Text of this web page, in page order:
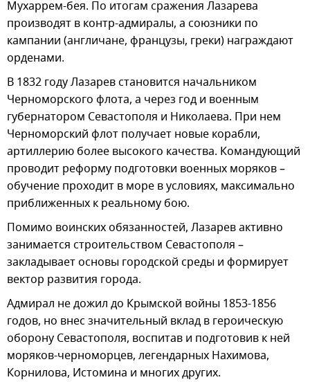
Мухаррем-бея. По итогам сражения Лазарева
производят в контр-адмиралы, а союзники по
кампании (англичане, французы, греки) награждают
орденами.
В 1832 году Лазарев становится начальником
Черноморского флота, а через год и военным
губернатором Севастополя и Николаева. При нем
Черноморский флот получает новые корабли,
артиллерию более высокого качества. Командующий
проводит реформу подготовки военных моряков –
обучение проходит в море в условиях, максимально
приближенных к реальному бою.
Помимо воинских обязанностей, Лазарев активно
занимается строительством Севастополя –
закладывает основы городской среды и формирует
вектор развития города.
Адмирал не дожил до Крымской войны 1853-1856
годов, но внес значительный вклад в героическую
оборону Севастополя, воспитав и подготовив к ней
моряков-черноморцев, легендарных Нахимова,
Корнилова, Истомина и многих других.